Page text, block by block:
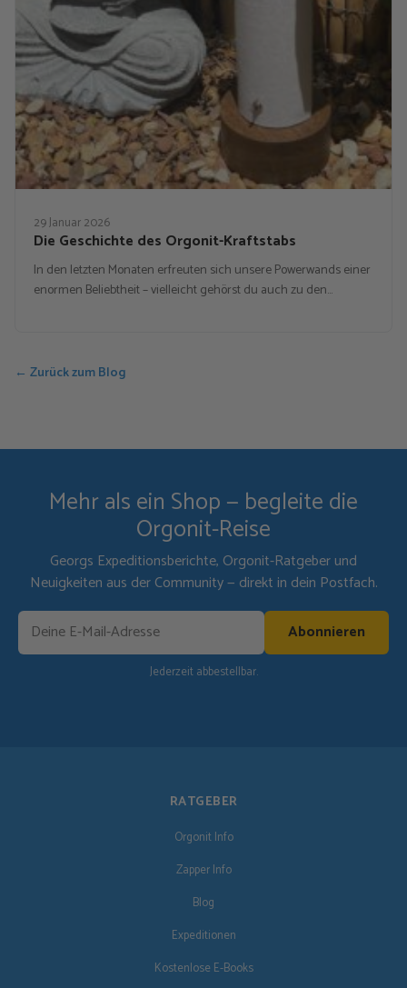
29 Januar 2026
Die Geschichte des Orgonit-Kraftstabs
In den letzten Monaten erfreuten sich unsere Powerwands einer
enormen Beliebtheit – vielleicht gehörst du auch zu den…
← Zurück zum Blog
Mehr als ein Shop — begleite die
Orgonit-Reise
Georgs Expeditionsberichte, Orgonit-Ratgeber und
Neuigkeiten aus der Community — direkt in dein Postfach.
Abonnieren
Jederzeit abbestellbar.
RATGEBER
Orgonit Info
Zapper Info
Blog
Expeditionen
Kostenlose E-Books